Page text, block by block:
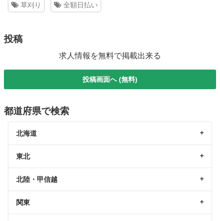
草刈り 全額日払い
投稿
求人情報を無料で掲載出来る
投稿画面へ (無料)
都道府県で検索
北海道
東北
北陸・甲信越
関東